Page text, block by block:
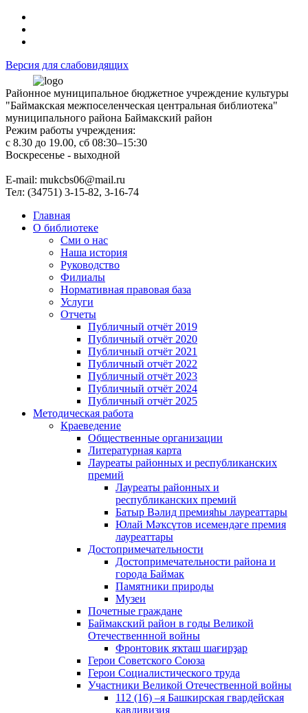
Версия для слабовидящих
Районное муниципальное бюджетное учреждение культуры
"Баймакская межпоселенческая центральная библиотека"
муниципального района Баймакский район
Режим работы учреждения:
с 8.30 до 19.00, сб 08:30–15:30
Воскресенье - выходной
Е-mail: mukcbs06@mail.ru
Тел: (34751) 3-15-82, 3-16-74
Главная
О библиотеке
Сми о нас
Наша история
Руководство
Филиалы
Нормативная правовая база
Услуги
Отчеты
Публичный отчёт 2019
Публичный отчёт 2020
Публичный отчёт 2021
Публичный отчёт 2022
Публичный отчёт 2023
Публичный отчёт 2024
Публичный отчёт 2025
Методическая работа
Краеведение
Общественные организации
Литературная карта
Лауреаты районных и республиканских
премий
Лауреаты районных и
республиканских премий
Батыр Вәлид премияһы лауреаттары
Юлай Мәҡсүтов исемендәге премия
лауреаттары
Достопримечательности
Достопримечательности района и
города Баймак
Памятники природы
Музеи
Почетные граждане
Баймакский район в годы Великой
Отечественнной войны
Фронтовик яҡташ шағирҙар
Герои Советского Союза
Герои Социалистического труда
Участники Великой Отечественной войны
112 (16) –я Башкирская гвардейская
кавдивизия